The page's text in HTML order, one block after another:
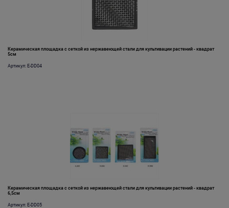
Керамическая площадка с сеткой из нержавеющей стали для культивации растений - квадрат
5см
Артикул: E-DD04
Керамическая площадка с сеткой из нержавеющей стали для культивации растений - квадрат
6,5см
Артикул: E-DD05